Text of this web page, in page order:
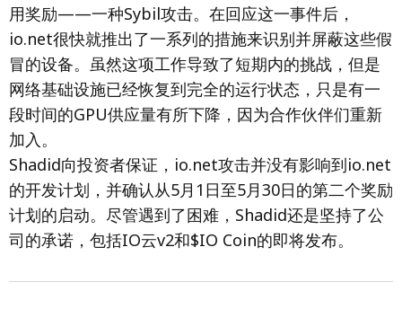
用奖励——一种Sybil攻击。在回应这一事件后，
io.net很快就推出了一系列的措施来识别并屏蔽这些假
冒的设备。虽然这项工作导致了短期内的挑战，但是
网络基础设施已经恢复到完全的运行状态，只是有一
段时间的GPU供应量有所下降，因为合作伙伴们重新
加入。
Shadid向投资者保证，io.net攻击并没有影响到io.net
的开发计划，并确认从5月1日至5月30日的第二个奖励
计划的启动。尽管遇到了困难，Shadid还是坚持了公
司的承诺，包括IO云v2和$IO Coin的即将发布。